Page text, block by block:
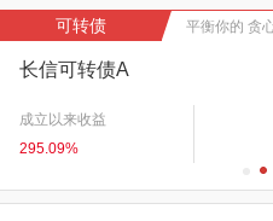
可转债 平衡你的 贪
长信可转债A
成立以来收益
295.09%